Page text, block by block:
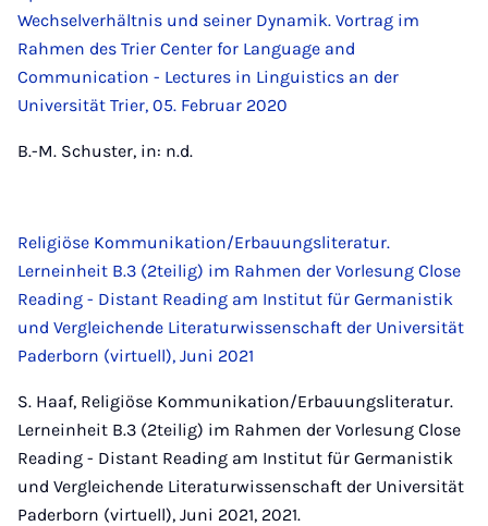
Wechselverhältnis und seiner Dynamik. Vortrag im
Rahmen des Trier Center for Language and
Communication - Lectures in Linguistics an der
Universität Trier, 05. Februar 2020
B.-M. Schuster, in: n.d.
Religiöse Kommunikation/Erbauungsliteratur.
Lerneinheit B.3 (2teilig) im Rahmen der Vorlesung Close
Reading - Distant Reading am Institut für Germanistik
und Vergleichende Literaturwissenschaft der Universität
Paderborn (virtuell), Juni 2021
S. Haaf, Religiöse Kommunikation/Erbauungsliteratur.
Lerneinheit B.3 (2teilig) im Rahmen der Vorlesung Close
Reading - Distant Reading am Institut für Germanistik
und Vergleichende Literaturwissenschaft der Universität
Paderborn (virtuell), Juni 2021, 2021.